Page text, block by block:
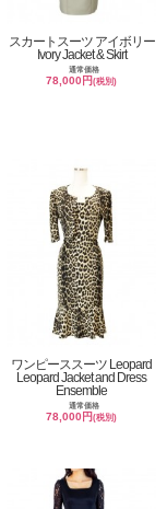
スカートスーツ アイボリー
Ivory Jacket & Skirt
通常価格
78,000円(税別)
ワンピーススーツ Leopard
Leopard Jacket and Dress
Ensemble
通常価格
78,000円(税別)